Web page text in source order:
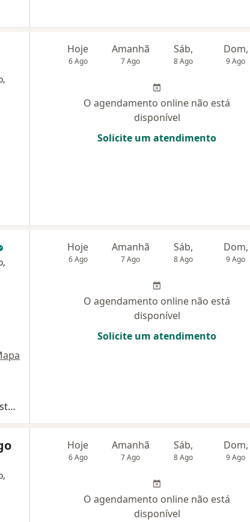
Hoje
6 Ago
Amanhã
7 Ago
Sáb,
8 Ago
Dom,
9 Ago
O agendamento online não está
disponível
Solicite um atendimento
Primeira consulta Cirurgia do Aparelho Digestivo
Hoje
6 Ago
Amanhã
7 Ago
Sáb,
8 Ago
Dom,
9 Ago
O agendamento online não está
disponível
Solicite um atendimento
Hoje
6 Ago
Amanhã
7 Ago
Sáb,
8 Ago
Dom,
9 Ago
O agendamento online não está
disponível